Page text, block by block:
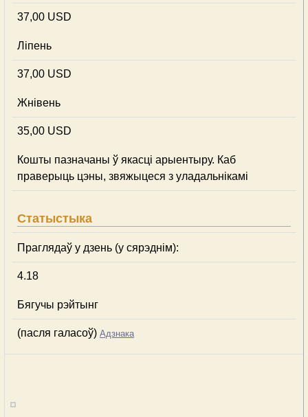
37,00 USD
Ліпень
37,00 USD
Жнівень
35,00 USD
Кошты пазначаны ў якасці арыентыру. Каб
праверыць цэны, звяжыцеся з уладальнікамі
Статыстыка
Праглядаў у дзень (у сярэднім):
4.18
Бягучы рэйтынг
(пасля галасоў) Адзнака